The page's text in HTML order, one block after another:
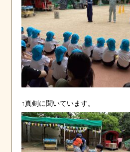
↑真剣に聞いています。